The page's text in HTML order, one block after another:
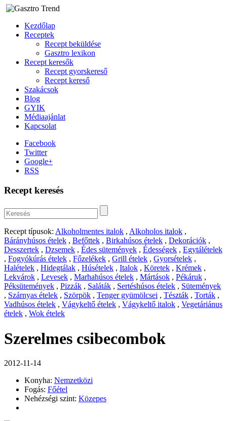
Kezdőlap
Receptek
Recept beküldése
Gasztro lexikon
Recept keresők
Recept gyorskereső
Recept kereső
Szakácsok
Blog
GYIK
Médiaajánlat
Kapcsolat
Facebook
Twitter
Google+
RSS
Recept keresés
Recept típusok: Alkoholmentes italok , Alkoholos italok ,
Bárányhúsos ételek , Befőttek , Birkahúsos ételek , Dekorációk ,
Desszertek , Dzsemek , Édes sütemények , Édességek , Egytálételek
, Fogyókúrás ételek , Főzelékek , Grill ételek , Gyorsételek ,
Halételek , Hidegtálak , Húsételek , Italok , Köretek , Krémek ,
Lekvárok , Levesek , Marhahúsos ételek , Mártások , Pékáruk ,
Péksütemények , Pizzák , Saláták , Sertéshúsos ételek , Sütemények
, Szárnyas ételek , Szörpök , Tenger gyümölcsei , Tészták , Torták ,
Vadhúsos ételek , Vágykeltő ételek , Vágykeltő italok , Vegetáriánus
ételek , Wok ételek
Szerelmes csibecombok
2012-11-14
Konyha: Nemzetközi
Fogás: Főétel
Nehézségi szint: Közepes